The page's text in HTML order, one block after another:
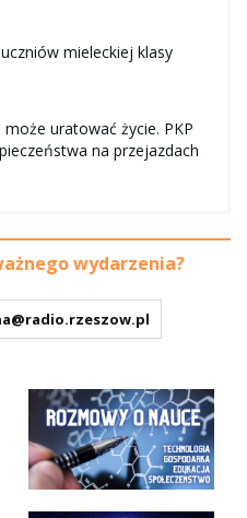
mieleckiej klasy
może uratować życie. PKP
na przejazdach
wydarzenia?